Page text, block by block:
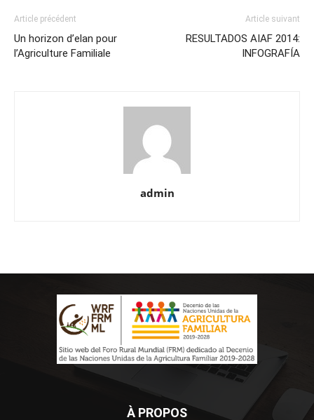
Article précédent
Un horizon d’elan pour
l’Agriculture Familiale
Article suivant
RESULTADOS AIAF 2014:
INFOGRAFÍA
admin
À PROPOS